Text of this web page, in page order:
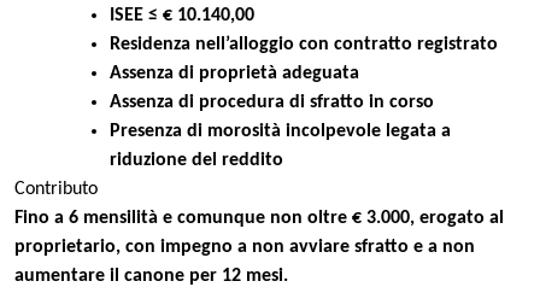
ISEE ≤ € 10.140,00
Residenza nell’alloggio con contratto registrato
Assenza di proprietà adeguata
Assenza di procedura di sfratto in corso
Presenza di morosità incolpevole legata a
riduzione del reddito
Contributo
Fino a 6 mensilità e comunque non oltre € 3.000, erogato al
proprietario, con impegno a non avviare sfratto e a non
aumentare il canone per 12 mesi.